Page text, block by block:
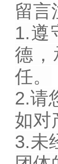
留言
1.遵
德，
任。
2.请
如对
3.未